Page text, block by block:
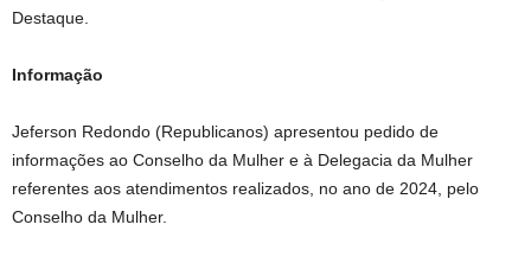
Destaque.
Informação
Jeferson Redondo (Republicanos) apresentou pedido de
informações ao Conselho da Mulher e à Delegacia da Mulher
referentes aos atendimentos realizados, no ano de 2024, pelo
Conselho da Mulher.